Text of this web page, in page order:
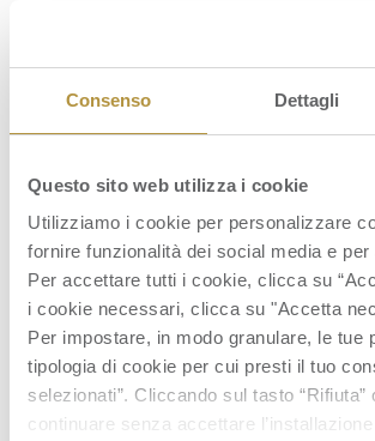
Consenso Dettagli
Questo sito web utilizza i cookie
Utilizziamo i cookie per personalizzare
fornire funzionalità dei social media e
Per accettare tutti i cookie, clicca su
i cookie necessari, clicca su "Accetta
Per impostare, in modo granulare, le tue
tipologia di cookie per cui presti il tuo
selezionati”. Cliccando sul tasto
continuare senza accettare l’installazione
Link utili
GUARDA IL VIDEO ISTITUZIONALE
SCARICA LA PRESENTAZIONE DI GRUPPO
CONTATTACI